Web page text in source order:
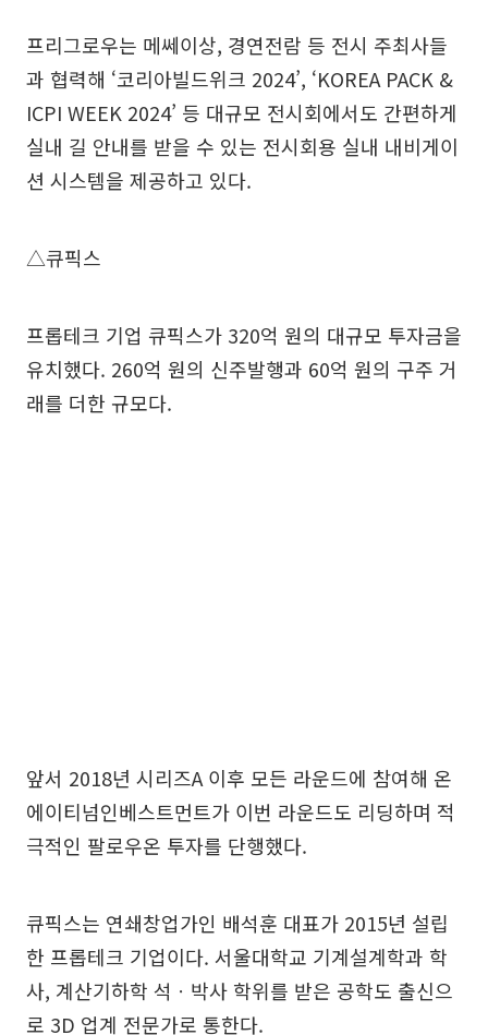
프리그로우는 메쎄이상, 경연전람 등 전시 주최사들
과 협력해 ‘코리아빌드위크 2024’, ‘KOREA PACK &
ICPI WEEK 2024’ 등 대규모 전시회에서도 간편하게
실내 길 안내를 받을 수 있는 전시회용 실내 내비게이
션 시스템을 제공하고 있다.
△큐픽스
프롭테크 기업 큐픽스가 320억 원의 대규모 투자금을
유치했다. 260억 원의 신주발행과 60억 원의 구주 거
래를 더한 규모다.
앞서 2018년 시리즈A 이후 모든 라운드에 참여해 온
에이티넘인베스트먼트가 이번 라운드도 리딩하며 적
극적인 팔로우온 투자를 단행했다.
큐픽스는 연쇄창업가인 배석훈 대표가 2015년 설립
한 프롭테크 기업이다. 서울대학교 기계설계학과 학
사, 계산기하학 석ㆍ박사 학위를 받은 공학도 출신으
로 3D 업계 전문가로 통한다.